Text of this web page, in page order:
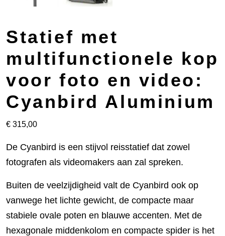
Statief met
multifunctionele kop
voor foto en video:
Cyanbird Aluminium
€ 315,00
De Cyanbird is een stijvol reisstatief dat zowel
fotografen als videomakers aan zal spreken.
Buiten de veelzijdigheid valt de Cyanbird ook op
vanwege het lichte gewicht, de compacte maar
stabiele ovale poten en blauwe accenten. Met de
hexagonale middenkolom en compacte spider is het